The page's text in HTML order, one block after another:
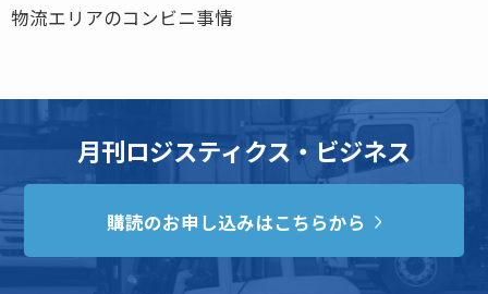
物流エリアのコンビニ事情
月刊ロジスティクス・ビジネス
購読のお申し込みはこちらから